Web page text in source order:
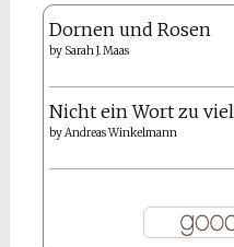
Dornen und Rosen
by Sarah J. Maas
Nicht ein Wort zu viel
byAndreas Winkelmann